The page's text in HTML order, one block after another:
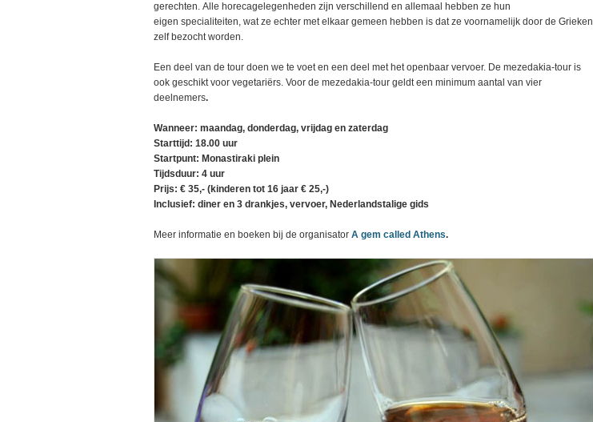
gerechten. Alle horecagelegenheden zijn verschillend en allemaal hebben ze hun
eigen specialiteiten, wat ze echter met elkaar gemeen hebben is dat ze voornamelijk door de Grieken
zelf bezocht worden.
Een deel van de tour doen we te voet en een deel met het openbaar vervoer. De mezedakia-tour is
ook geschikt voor vegetariërs. Voor de mezedakia-tour geldt een minimum aantal van vier
deelnemers.
Wanneer: maandag, donderdag, vrijdag en zaterdag
Starttijd: 18.00 uur
Startpunt: Monastiraki plein
Tijdsduur: 4 uur
Prijs: € 35,- (kinderen tot 16 jaar € 25,-)
Inclusief: diner en 3 drankjes, vervoer, Nederlandstalige gids
Meer informatie en boeken bij de organisator A gem called Athens.